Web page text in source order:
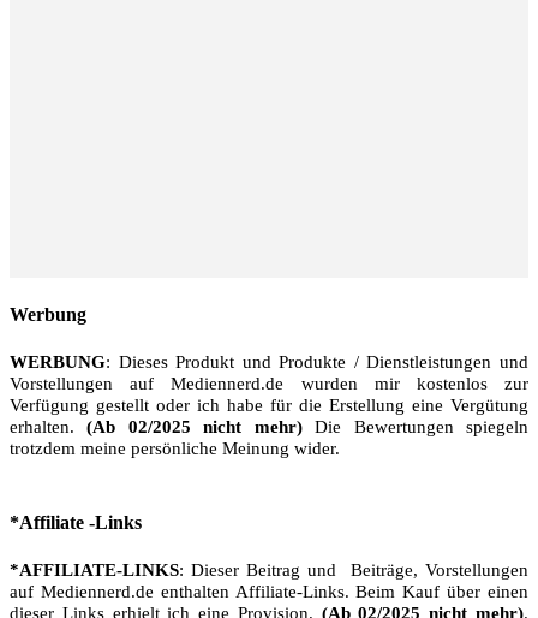
Werbung
WERBUNG: Dieses Produkt und Produkte / Dienstleistungen und
Vorstellungen auf Mediennerd.de wurden mir kostenlos zur
Verfügung gestellt oder ich habe für die Erstellung eine Vergütung
erhalten.(Ab 02/2025 nicht mehr)Die Bewertungen spiegeln
trotzdem meine persönliche Meinung wider.
*Affiliate -Links
*AFFILIATE-LINKS: Dieser Beitrag und Beiträge, Vorstellungen
auf Mediennerd.de enthalten Affiliate-Links. Beim Kauf über einen
dieser Links erhielt ich eine Provision. (Ab 02/2025 nicht mehr).